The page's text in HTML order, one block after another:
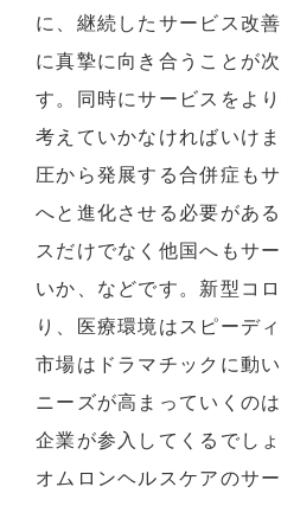
に、継続したサービス改
に真摯に向き合うことが
す。同時にサービスをよ
考えていかなければいけ
圧から発展する合併症も
へと進化させる必要があ
スだけでなく他国へもサ
いか、などです。新型コ
り、医療環境はスピーデ
市場はドラマチックに動
ニーズが高まっていくの
企業が参入してくるでし
オムロンヘルスケアのサ